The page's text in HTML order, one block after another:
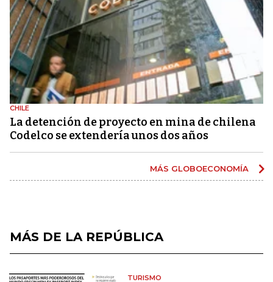
CHILE
La detención de proyecto en mina de chilena
Codelco se extendería unos dos años
MÁS GLOBOECONOMÍA
MÁS DE LA REPÚBLICA
TURISMO